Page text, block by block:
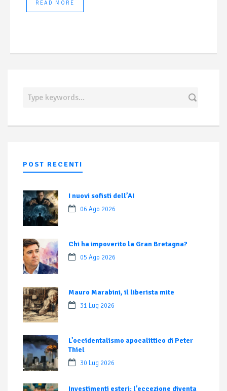
READ MORE
POST RECENTI
I nuovi sofisti dell’AI
06 Ago 2026
Chi ha impoverito la Gran Bretagna?
05 Ago 2026
Mauro Marabini, il liberista mite
31 Lug 2026
L’occidentalismo apocalittico di Peter
Thiel
30 Lug 2026
Investimenti esteri: l’eccezione diventa